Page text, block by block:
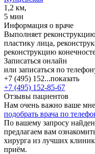
1,2 км,
5 мин
Информация о враче
Выполняет
пластику лица,
реконструкцию
Записаться онлайн
или записаться по
+7 (495) 152...показать
+7 (495) 152-85-67
Отзывы пациентов
Нам очень важно ваше
подобрать врача по
По вашему запросу
предлагаем вам
хирурга из лучших
приём.